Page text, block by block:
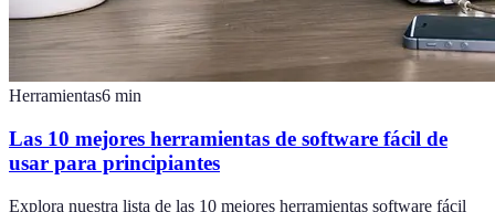
Herramientas6 min
Las 10 mejores herramientas de software fácil de
usar para principiantes
Explora nuestra lista de las 10 mejores herramientas software fácil